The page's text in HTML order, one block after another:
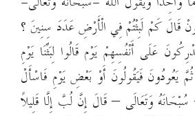
قَالَ كَمْ لَبِثْتُمْ فِي الْأَرْضِ عَدَدَ سِنِينَ ؟
عَلَى أَنْفُسِهِمْ يَوْم قَالُوا لِبَثِّنَا يَوْمِ
ثُمَّ يَعُودُونَ فَيَقُولُونَ أَوْ بَعْضِ يَوْمِ فَاسْأَلْ
سُبْحَانَهُ وَتَعَالَى – قَالَ إِنَّ لُبَّ إِلَّا قَلِيلاً